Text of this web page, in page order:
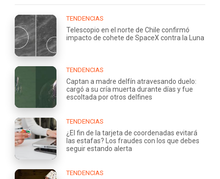
TENDENCIAS
Telescopio en el norte de Chile confirmó
impacto de cohete de SpaceX contra la Luna
TENDENCIAS
Captan a madre delfín atravesando duelo:
cargó a su cría muerta durante días y fue
escoltada por otros delfines
TENDENCIAS
¿El fin de la tarjeta de coordenadas evitará
las estafas? Los fraudes con los que debes
seguir estando alerta
TENDENCIAS